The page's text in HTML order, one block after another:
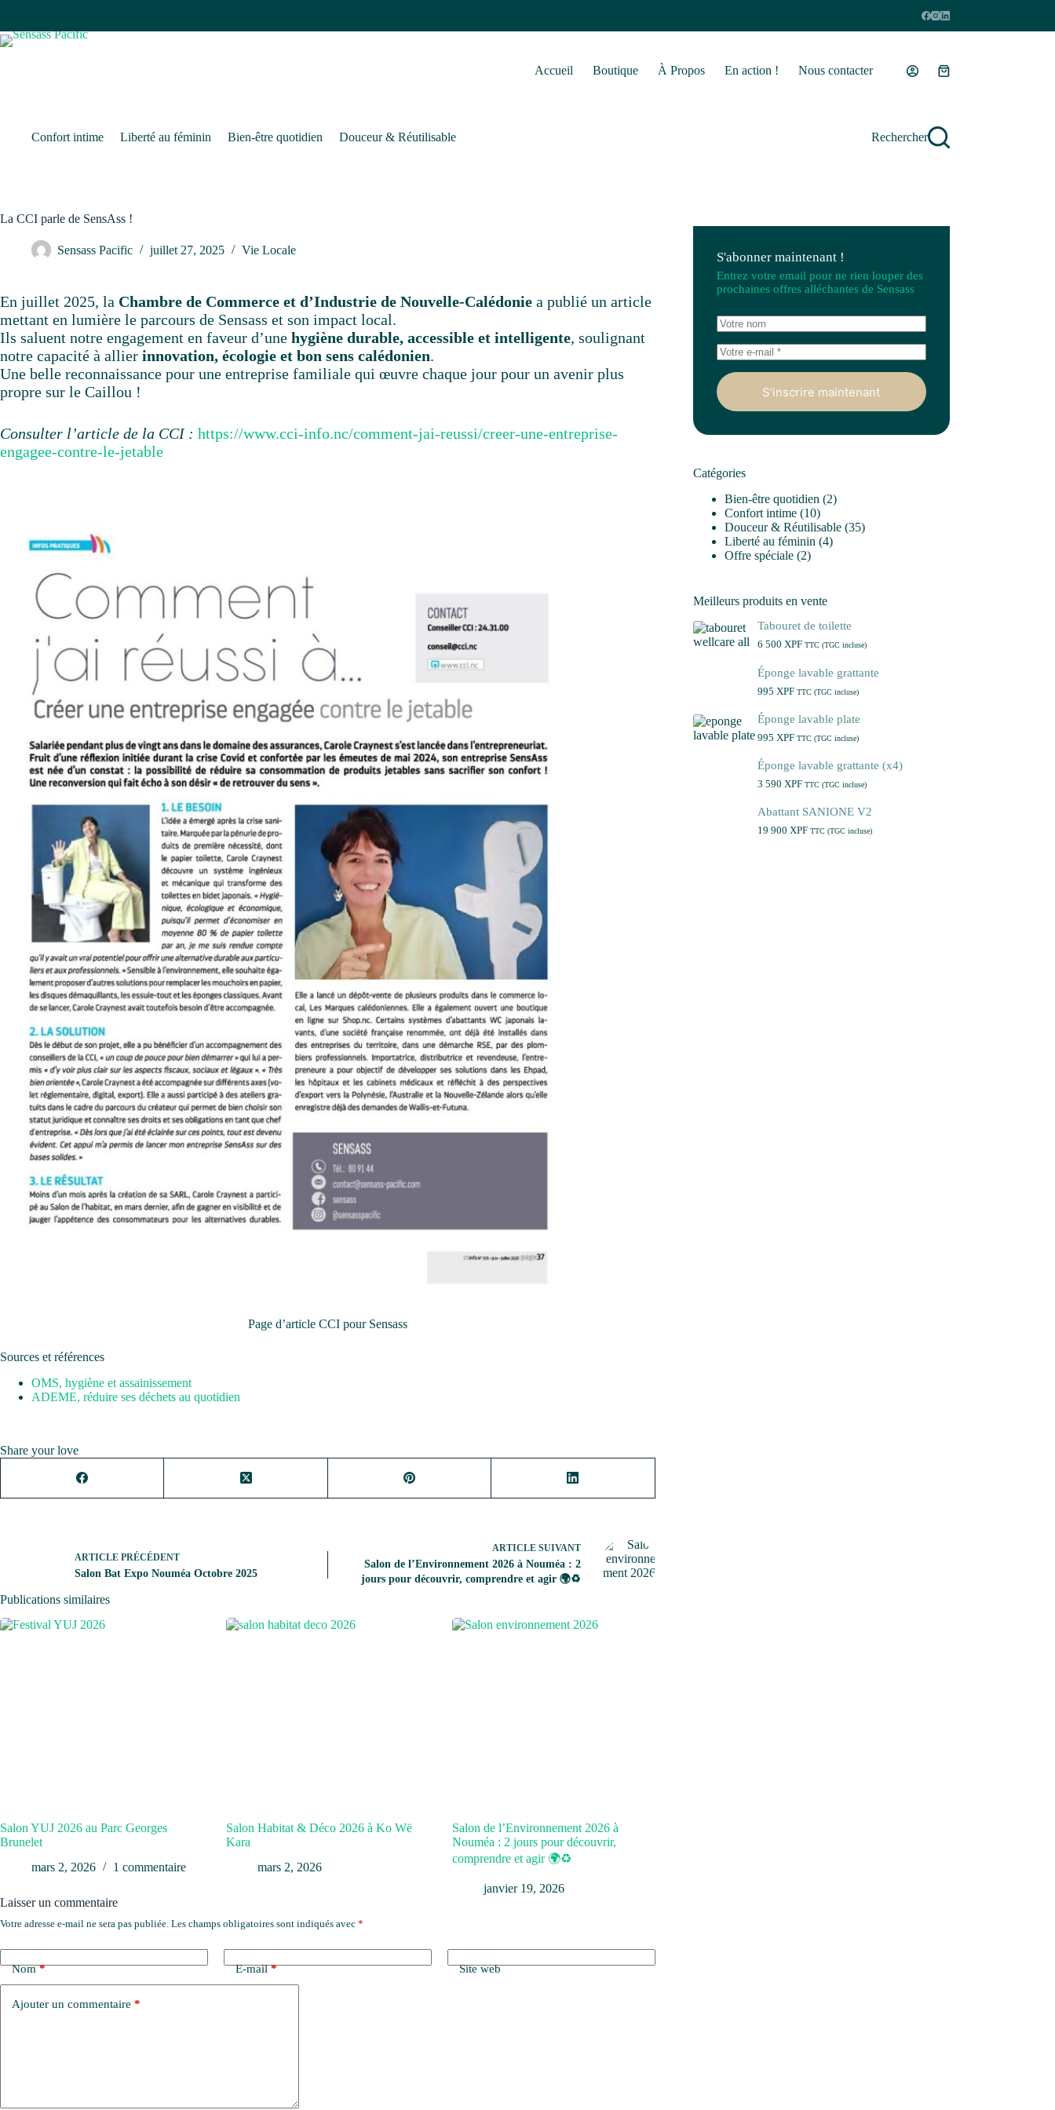
contenu
Accueil Boutique À Propos En action ! Nous contacter
Panier
Confort intime Liberté au féminin Bien-être quotidien Douceur & Réutilisable Rechercher
La CCI parle de SensAss !
Sensass Pacific juillet 27, 2025 Vie Locale
En juillet 2025, la Chambre de Commerce et d’Industrie de Nouvelle-Calédonie a publié un article
mettant en lumière le parcours de Sensass et son impact local.
Ils saluent notre engagement en faveur d’une hygiène durable, accessible et intelligente, soulignant
notre capacité à allier innovation, écologie et bon sens calédonien.
Une belle reconnaissance pour une entreprise familiale qui œuvre chaque jour pour un avenir plus
propre sur le Caillou !
Consulter l’article de la CCI : https://www.cci-info.nc/comment-jai-reussi/creer-une-entreprise-
engagee-contre-le-jetable
Page d’article CCI pour Sensass
Sources et références
OMS, hygiène et assainissement
ADEME, réduire ses déchets au quotidien
Share your love
ARTICLE PRÉCÉDENT
Salon Bat Expo Nouméa Octobre 2025
ARTICLESUIVANT
Salon de l’Environnement 2026 à Nouméa : 2
jours pour découvrir, comprendre et agir 🌍♻️
Publications similaires
Salon YUJ 2026 au Parc Georges
Brunelet
mars 2, 2026
1 commentaire
Salon Habitat & Déco 2026 à Ko Wë
Kara
mars 2, 2026
Salon de l’Environnement 2026 à
Nouméa : 2 jours pour découvrir,
comprendre et agir 🌍♻️
janvier 19, 2026
Laisser un commentaire
Votre adresse e-mail ne sera pas publiée. Les champs obligatoires sont indiqués avec *
Nom* E-mail* Site web
Ajouter un commentaire *
S'abonner maintenant !
Entrez votre email pour ne rien louper des
prochaines offres alléchantes de Sensass
S’inscrire maintenant
Catégories
Bien-être quotidien (2)
Confort intime (10)
Douceur & Réutilisable (35)
Liberté au féminin (4)
Offre spéciale (2)
Meilleurs produits en vente
Tabouret de toilette
6 500 XPF TTC (TGC incluse)
Éponge lavable grattante
995 XPF TTC (TGC incluse)
Éponge lavable plate
995 XPF TTC (TGC incluse)
Éponge lavable grattante (x4)
3 590 XPF TTC (TGC incluse)
Abattant SANIONE V2
19 900 XPF TTC (TGC incluse)